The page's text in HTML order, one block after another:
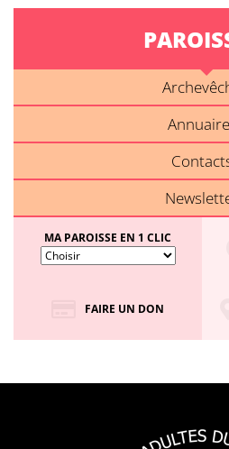
MA PAROISSE EN 1 CLIC
FAIRE UN DON